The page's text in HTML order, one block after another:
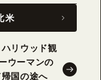
米
リウッド観
ウーマンの
国の途へ